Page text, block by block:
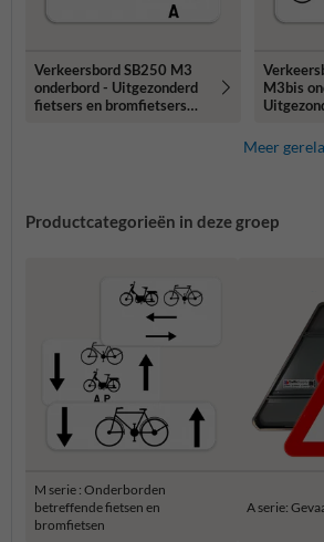
Verkeersbord SB250 M3
onderbord - Uitgezonderd
fietsers en bromfietsers
M3bis
mm
Meer
Productcategorieën in deze groep
M serie : Onderborden
betreffende fietsen en
bromfietsen
A serie: